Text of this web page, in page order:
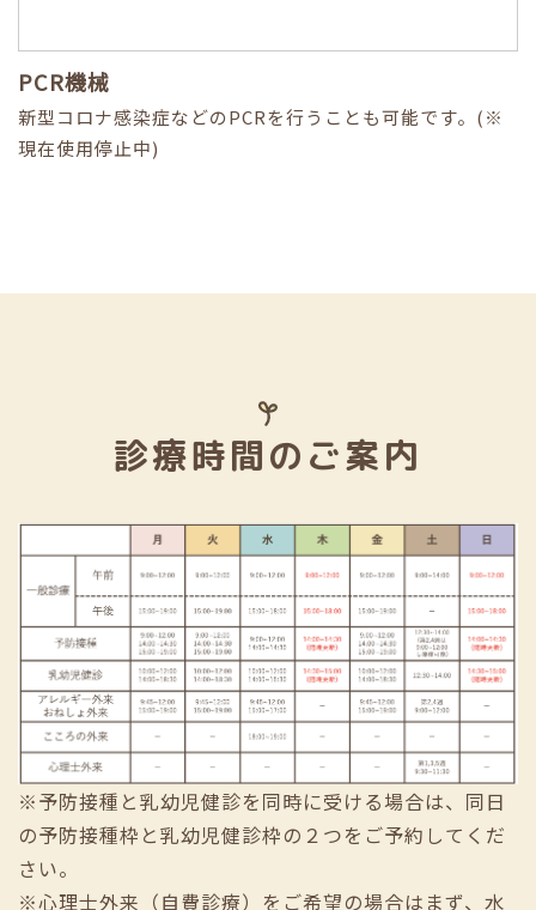
PCR機械
新型コロナ感染症などのPCRを行うことも可能です。(※
現在使用停止中)
診療時間のご案内
※予防接種と乳幼児健診を同時に受ける場合は、同日
の予防接種枠と乳幼児健診枠の２つをご予約してくだ
さい。
※心理士外来（自費診療）をご希望の場合はまず、水